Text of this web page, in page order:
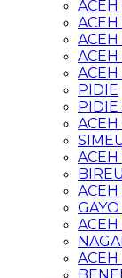
ACEH
ACEH
PIDIE
PIDIE
ACEH
ACEH
ACEH
ACEH